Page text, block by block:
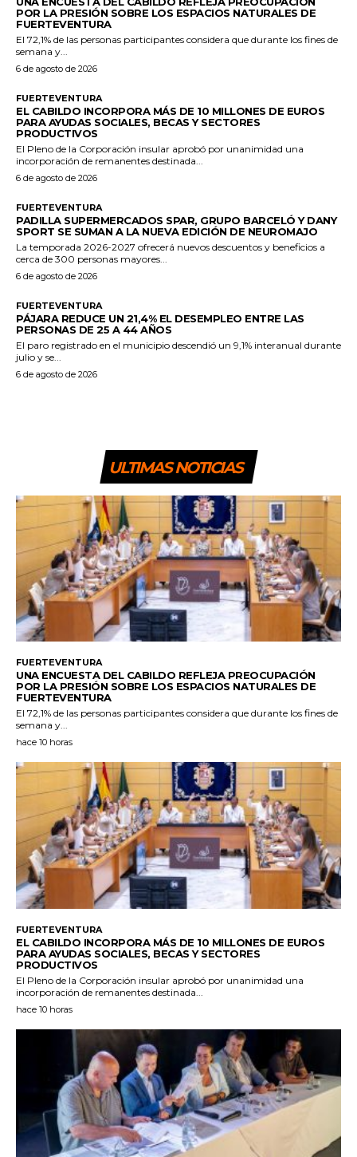
POR LA PRESIÓN SOBRE LOS ESPACIOS NATURALES DE
FUERTEVENTURA
El 72,1% de las personas participantes considera que durante los fines de
semana y...
6 de agosto de 2026
FUERTEVENTURA
EL CABILDO INCORPORA MÁS DE 10 MILLONES DE EUROS
PARA AYUDAS SOCIALES, BECAS Y SECTORES
PRODUCTIVOS
El Pleno de la Corporación insular aprobó por unanimidad una
incorporación de remanentes destinada...
6 de agosto de 2026
FUERTEVENTURA
PADILLA SUPERMERCADOS SPAR, GRUPO BARCELÓ Y DANY
SPORT SE SUMAN A LA NUEVA EDICIÓN DE NEUROMAJO
La temporada 2026-2027 ofrecerá nuevos descuentos y beneficios a
cerca de 300 personas mayores...
6 de agosto de 2026
FUERTEVENTURA
PÁJARA REDUCE UN 21,4% EL DESEMPLEO ENTRE LAS
PERSONAS DE 25 A 44 AÑOS
El paro registrado en el municipio descendió un 9,1% interanual durante
julio y se...
6 de agosto de 2026
ULTIMAS NOTICIAS
FUERTEVENTURA
UNA ENCUESTA DEL CABILDO REFLEJA PREOCUPACIÓN
POR LA PRESIÓN SOBRE LOS ESPACIOS NATURALES DE
FUERTEVENTURA
El 72,1% de las personas participantes considera que durante los fines de
semana y...
hace 10 horas
FUERTEVENTURA
EL CABILDO INCORPORA MÁS DE 10 MILLONES DE EUROS
PARA AYUDAS SOCIALES, BECAS Y SECTORES
PRODUCTIVOS
El Pleno de la Corporación insular aprobó por unanimidad una
incorporación de remanentes destinada...
hace 10 horas